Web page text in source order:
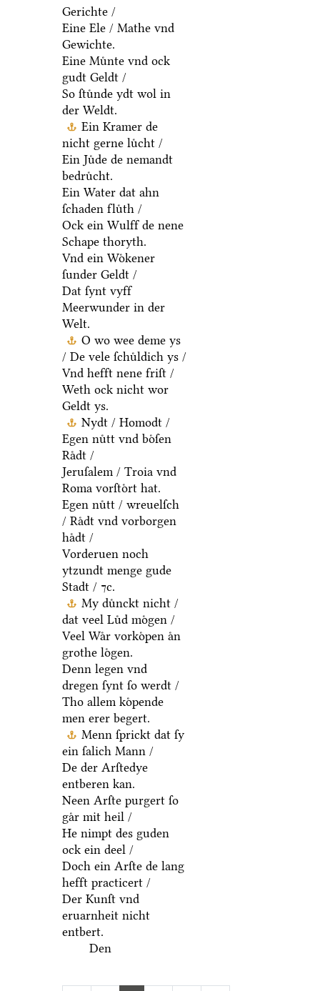
Gerichte /
Eine Ele / Mathe vnd
Gewichte.
Eine Muͤnte vnd ock
gudt Geldt /
So ſtuͤnde ydt wol in
der Weldt.
Ein Kramer de
nicht gerne luͤcht /
Ein Juͤde de nemandt
bedruͤcht.
Ein Water dat ahn
ſchaden fluͤth /
Ock ein Wulff de nene
Schape thoryth.
Vnd ein Woͤkener
ſunder Geldt /
Dat ſynt vyff
Meerwunder in der
Welt.
O wo wee deme ys
/ De vele ſchuͤldich ys /
Vnd hefft nene friſt /
Weth ock nicht wor
Geldt ys.
Nydt / Homodt /
Egen nuͤtt vnd boͤſen
Raͤdt /
Jeruſalem / Troia vnd
Roma vorſtoͤrt hat.
Egen nuͤtt / wreuelſch
/ Raͤdt vnd vorborgen
haͤdt /
Vorderuen noch
ytzundt menge gude
Stadt / ⁊c.
My duͤnckt nicht /
dat veel Luͤd moͤgen /
Veel Waͤr vorkoͤpen aͤn
grothe loͤgen.
Denn legen vnd
dregen ſynt ſo werdt /
Tho allem koͤpende
men erer begert.
Menn ſprickt dat ſy
ein ſalich Mann /
De der Arſtedye
entberen kan.
Neen Arſte purgert ſo
gaͤr mit heil /
He nimpt des guden
ock ein deel /
Doch ein Arſte de lang
hefft practicert /
Der Kunſt vnd
eruarnheit nicht
entbert.
Den